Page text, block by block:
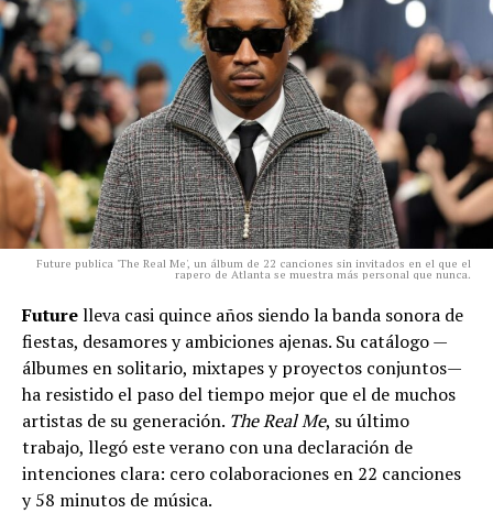
Future publica 'The Real Me', un álbum de 22 canciones sin invitados en el que el
rapero de Atlanta se muestra más personal que nunca.
Futurelleva casi quince años siendo la banda sonora de
fiestas, desamores y ambiciones ajenas. Su catálogo —
álbumes en solitario, mixtapes y proyectos conjuntos—
ha resistido el paso del tiempo mejor que el de muchos
artistas de su generación. The Real Me, su último
trabajo, llegó este verano con una declaración de
intenciones clara: cero colaboraciones en 22 canciones
y 58 minutos de música.